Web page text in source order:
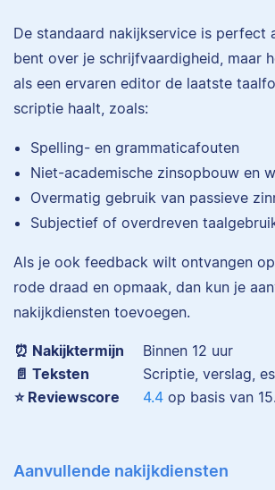
De standaard nakijkservice is perfect
bent over je schrijfvaardigheid, maar
als een ervaren editor de laatste
scriptie haalt, zoals:
Spelling- en grammaticafouten
Niet-academische zinsopbouw en
Overmatig gebruik van passieve
Subjectief of overdreven
Als je ook feedback wilt ontvangen
rode draad en opmaak, dan kun je
nakijkdiensten toevoegen.
⏰ Nakijktermijn
Binnen 12 uur
📄 Teksten
Scriptie, verslag,
⭐️ Reviewscore
4.4 op basis van
Aanvullende nakijkdiensten
Eva is journalist en
bij Scribbr waar ze al
meer dan 2,5 miljoen
geredigeerd.